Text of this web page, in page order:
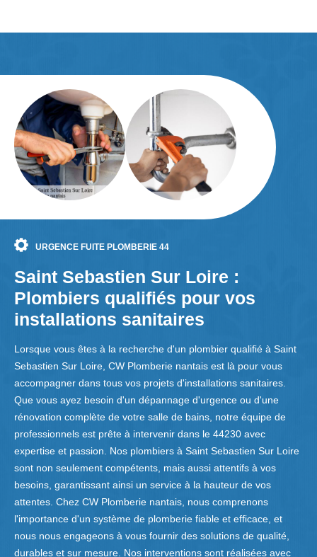
URGENCE FUITE PLOMBERIE 44
Saint Sebastien Sur Loire :
Plombiers qualifiés pour vos
installations sanitaires
Lorsque vous êtes à la recherche d'un plombier qualifié à Saint
Sebastien Sur Loire, CW Plomberie nantais est là pour vous
accompagner dans tous vos projets d'installations sanitaires.
Que vous ayez besoin d'un dépannage d'urgence ou d'une
rénovation complète de votre salle de bains, notre équipe de
professionnels est prête à intervenir dans le 44230 avec
expertise et passion. Nos plombiers à Saint Sebastien Sur Loire
sont non seulement compétents, mais aussi attentifs à vos
besoins, garantissant ainsi un service à la hauteur de vos
attentes. Chez CW Plomberie nantais, nous comprenons
l'importance d'un système de plomberie fiable et efficace, et
nous nous engageons à vous fournir des solutions de qualité,
durables et sur mesure. Nos interventions sont réalisées avec